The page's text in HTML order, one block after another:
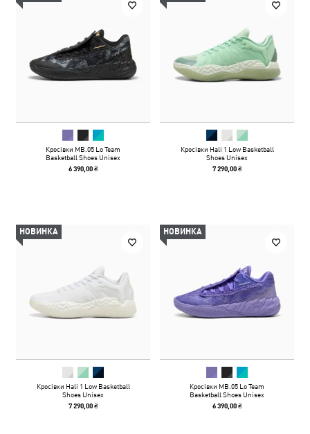
Кросівки MB.05 Lo Team
Basketball Shoes Unisex
6 390,00 ₴
Кросівки Hali 1 Low Basketball
Shoes Unisex
7 290,00 ₴
НОВИНКА
Кросівки Hali 1 Low Basketball
Shoes Unisex
7 290,00 ₴
НОВИНКА
Кросівки MB.05 Lo Team
Basketball Shoes Unisex
6 390,00 ₴